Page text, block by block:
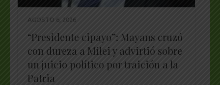
AGOSTO 6, 2026
“Presidente cipayo”: Mayans cruzó
con dureza a Milei y advirtió sobre
un juicio político por traición a la
Patria